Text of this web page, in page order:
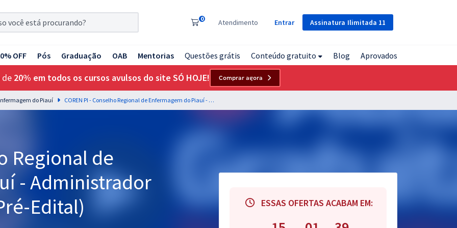
Assinatura Ilimitada 11
0 Atendimento Entrar
OFF Pós Graduação OAB Mentorias Questões grátis Conteúdo gratuito Blog Aprovados
de 20% em todos os cursos avulsos do site SÓ HOJE! Comprar agora
do Piauí COREN PI - Conselho Regional de Enfermagem do Piauí - Administrador (Módulo Especial) (Pré-Edital)
Regional de
- Administrador
Edital)
ESSAS OFERTAS ACABAM EM: